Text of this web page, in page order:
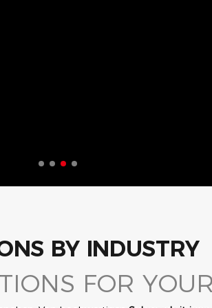
BY INDUSTRY
FOR